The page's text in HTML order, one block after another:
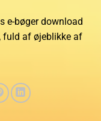
e-bøger download
fuld af øjeblikke af